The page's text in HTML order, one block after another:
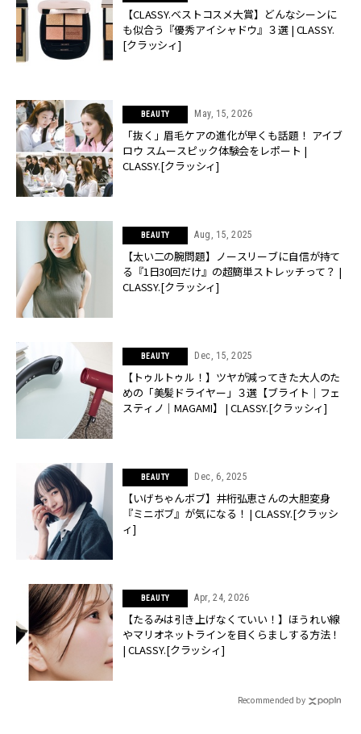
【CLASSY.ベストコスメ大賞】どんなシーンに
も似合う『優秀アイシャドウ』３選 | CLASSY.
[クラッシィ]
BEAUTY May, 15, 2026
「抜く」眉毛ケアの進化が早くも話題！ アイブ
ロウ スムースピック体験会をレポート |
CLASSY.[クラッシィ]
BEAUTY Aug, 15, 2025
【太い二の腕問題】ノースリーブに自信が持て
る『1日30回だけ』の超簡単ストレッチって？ |
CLASSY.[クラッシィ]
BEAUTY Dec, 15, 2025
【トゥルトゥル！】ツヤが減ってきた大人のた
めの「美髪ドライヤー」３選【ブライト│フェ
スティノ│MAGAMI】 | CLASSY.[クラッシィ]
BEAUTY Dec, 6, 2025
【いげちゃんボブ】井桁弘恵さんの大胆変身
『ミニボブ』が気になる！ | CLASSY.[クラッシ
ィ]
BEAUTY Apr, 24, 2026
【たるみは引き上げなくていい！】ほうれい線
やマリオネットラインを目くらましする方法！
| CLASSY.[クラッシィ]
Recommended by